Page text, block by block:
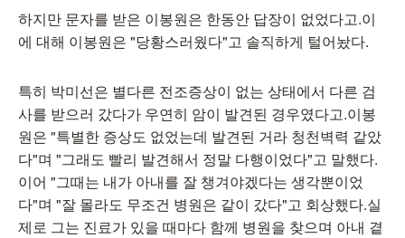
하지만 문자를 받은 이봉원은 한동안 답장이 없었다고.이
에 대해 이봉원은 "당황스러웠다"고 솔직하게 털어놨다.
특히 박미선은 별다른 전조증상이 없는 상태에서 다른 검
사를 받으러 갔다가 우연히 암이 발견된 경우였다고.이봉
원은 "특별한 증상도 없었는데 발견된 거라 청천벽력 같았
다"며 "그래도 빨리 발견해서 정말 다행이었다"고 말했다.
이어 "그때는 내가 아내를 잘 챙겨야겠다는 생각뿐이었
다"며 "잘 몰라도 무조건 병원은 같이 갔다"고 회상했다.실
제로 그는 진료가 있을 때마다 함께 병원을 찾으며 아내 곁